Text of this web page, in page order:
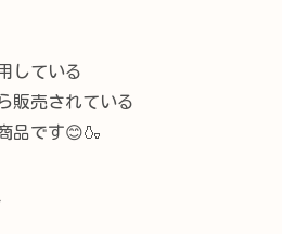
している
販売されている
品です😊🍶